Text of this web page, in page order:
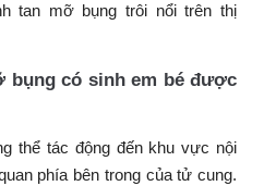
tan mỡ bụng trôi nổi trên thị
có sinh em bé được
thể tác động đến khu vực nội
phía bên trong của tử cung.